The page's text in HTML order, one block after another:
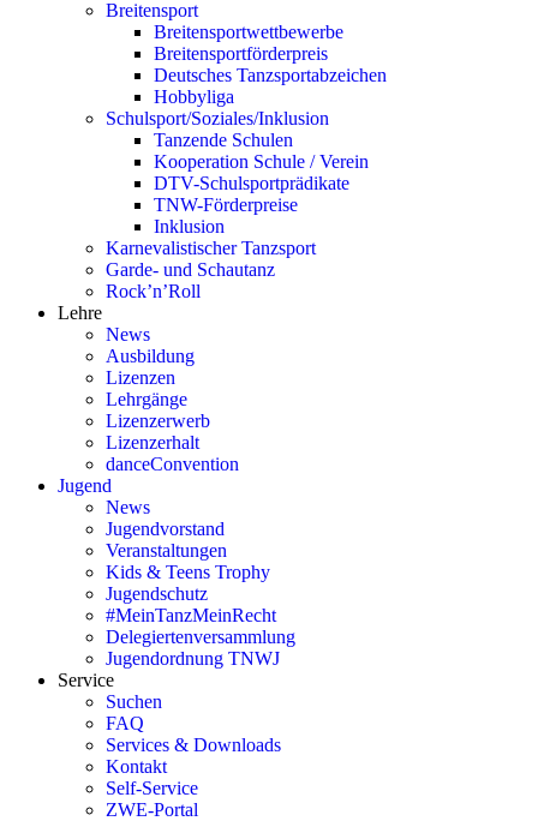
Breitensport
Breitensportwettbewerbe
Breitensportförderpreis
Deutsches Tanzsportabzeichen
Hobbyliga
Schulsport/Soziales/Inklusion
Tanzende Schulen
Kooperation Schule / Verein
DTV-Schulsportprädikate
TNW-Förderpreise
Inklusion
Karnevalistischer Tanzsport
Garde- und Schautanz
Rock’n’Roll
Lehre
News
Ausbildung
Lizenzen
Lehrgänge
Lizenzerwerb
Lizenzerhalt
danceConvention
Jugend
News
Jugendvorstand
Veranstaltungen
Kids & Teens Trophy
Jugendschutz
#MeinTanzMeinRecht
Delegiertenversammlung
Jugendordnung TNWJ
Service
Suchen
FAQ
Services & Downloads
Kontakt
Self-Service
ZWE-Portal